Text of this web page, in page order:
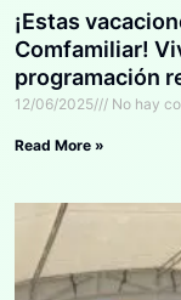
¡Estas
Comfamiliar!
programación
12/06/2025 No hay
Read More »